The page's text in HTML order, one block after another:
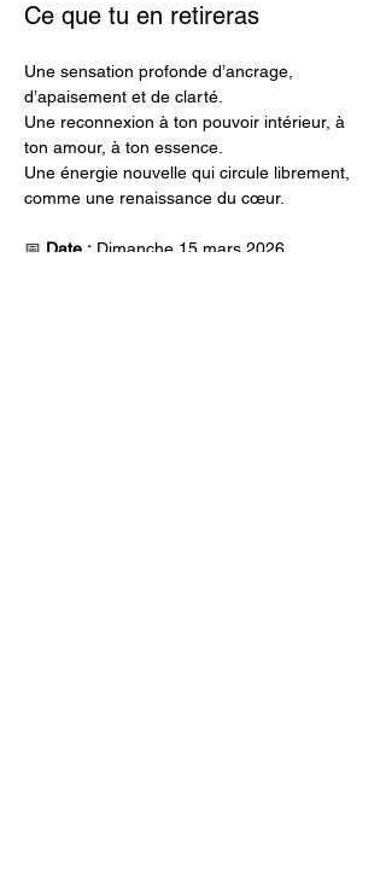
Ce que tu en retireras
Une sensation profonde d’ancrage,
d’apaisement et de clarté.
Une reconnexion à ton pouvoir intérieur, à
ton amour, à ton essence.
Une énergie nouvelle qui circule librement,
comme une renaissance du cœur.
📅 Date : Dimanche 15 mars 2026